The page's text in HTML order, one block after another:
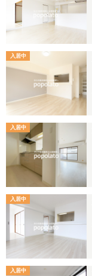
入居中
入居中
入居中
入居中